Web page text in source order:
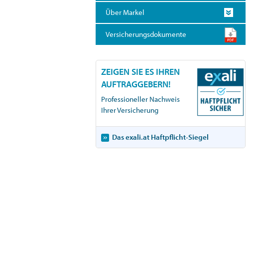
Über Markel
Versicherungsdokumente
ZEIGEN SIE ES IHREN
AUFTRAGGEBERN!
Professioneller Nachweis
Ihrer Versicherung
Das exali.at Haftpflicht-Siegel